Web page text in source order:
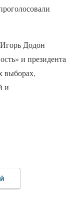
Додон
и президента
выборах,
и